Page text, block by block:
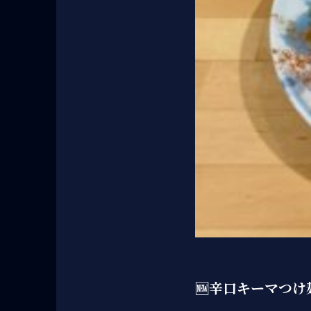
🆕辛口キーマつけ